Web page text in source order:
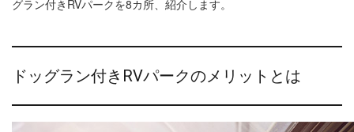
グラン付きRVパークを8カ所、紹介します。
ドッグラン付きRVパークのメリットとは